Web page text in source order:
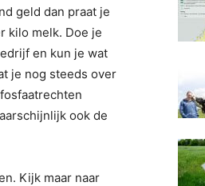
geld dan praat je
kilo melk. Doe je
en kun je wat
je nog steeds over
ook de
Kijk maar naar